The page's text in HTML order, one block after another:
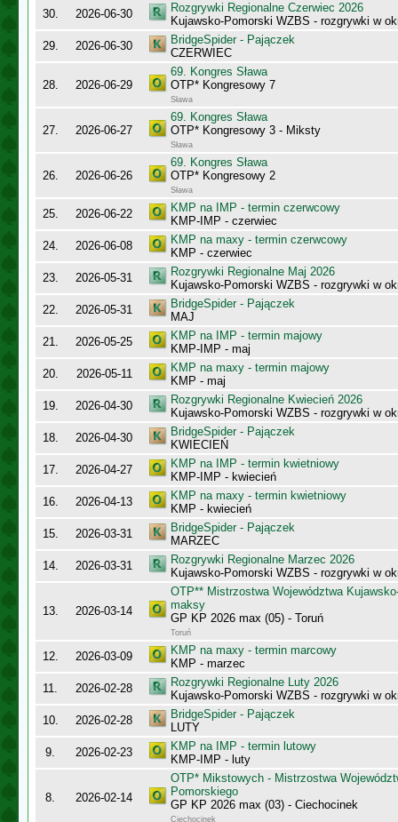
30.
2026-06-30
Rozgrywki Regionalne Czerwiec 2026
Kujawsko-Pomorski WZBS - rozgrywki w
29.
2026-06-30
BridgeSpider - Pajączek
CZERWIEC
28. 2026-06-29
69. Kongres Sława
OTP* Kongresowy 7
Sława
27. 2026-06-27
69. Kongres Sława
OTP* Kongresowy 3 - Miksty
Sława
26. 2026-06-26
69. Kongres Sława
OTP* Kongresowy 2
Sława
25. 2026-06-22
KMP na IMP - termin czerwcowy
KMP-IMP - czerwiec
24.
2026-06-08
KMP na maxy - termin czerwcowy
KMP - czerwiec
23.
2026-05-31
Rozgrywki Regionalne Maj 2026
Kujawsko-Pomorski WZBS - rozgrywki w
22.
2026-05-31
BridgeSpider - Pajączek
MAJ
21.
2026-05-25
KMP na IMP - termin majowy
KMP-IMP - maj
20.
2026-05-11
KMP na maxy - termin majowy
KMP - maj
19.
2026-04-30
Rozgrywki Regionalne Kwiecień 2026
Kujawsko-Pomorski WZBS - rozgrywki w
18.
2026-04-30
BridgeSpider - Pajączek
KWIECIEŃ
17.
2026-04-27
KMP na IMP - termin kwietniowy
KMP-IMP - kwiecień
16.
2026-04-13
KMP na maxy - termin kwietniowy
KMP - kwiecień
15.
2026-03-31
BridgeSpider - Pajączek
MARZEC
14.
2026-03-31
Rozgrywki Regionalne Marzec 2026
Kujawsko-Pomorski WZBS - rozgrywki w
13. 2026-03-14
OTP** Mistrzostwa Województwa
maksy
GP KP 2026 max (05) - Toruń
Toruń
12. 2026-03-09
KMP na maxy - termin marcowy
KMP - marzec
11.
2026-02-28
Rozgrywki Regionalne Luty 2026
Kujawsko-Pomorski WZBS - rozgrywki w
10.
2026-02-28
BridgeSpider - Pajączek
LUTY
9.
2026-02-23
KMP na IMP - termin lutowy
KMP-IMP - luty
8. 2026-02-14
OTP* Mikstowych - Mistrzostwa
Pomorskiego
GP KP 2026 max (03) - Ciechocinek
Ciechocinek